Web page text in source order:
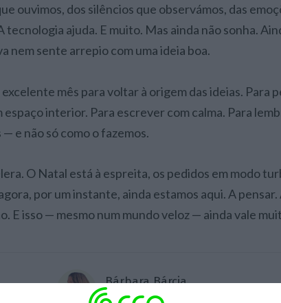
ouvimos, dos silêncios que observámos, das
tecnologia ajuda. E muito. Mas ainda não sonha.
nem sente arrepio com uma ideia boa.
mês para voltar à origem das ideias. Para
interior. Para escrever com calma. Para
e não só como o fazemos.
O Natal está à espreita, os pedidos em modo
por um instante, ainda estamos aqui. A pensar.
E isso — mesmo num mundo veloz — ainda vale
Bárbara Bárcia
CEO On Partners